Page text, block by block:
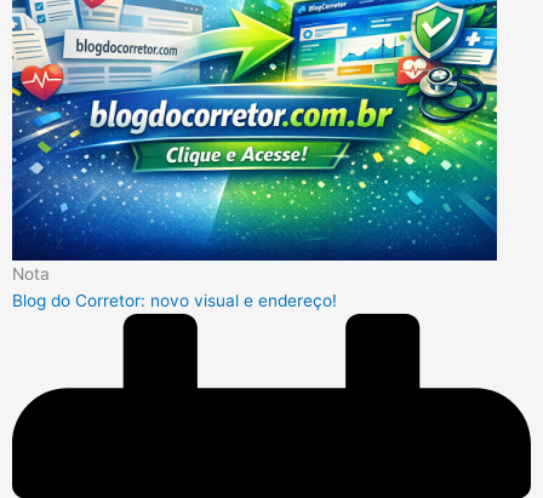
Nota
Blog do Corretor: novo visual e endereço!